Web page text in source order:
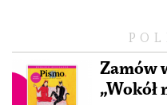
Zamów
„Wokół